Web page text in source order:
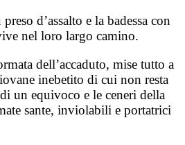
d’assalto e la badessa con
nel loro largo camino.
dell’accaduto, mise tutto a
inebetito di cui non resta
un equivoco e le ceneri della
sante, inviolabili e portatrici